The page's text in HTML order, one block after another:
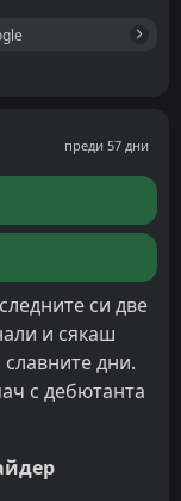
преди 57 дни
си две
и сякаш
дни.
с дебютанта